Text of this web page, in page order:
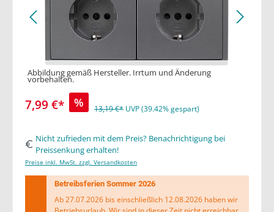
Abbildung gemäß Hersteller. Irrtum und Änderung
vorbehalten.
7,99 €* % 13,19 €* UVP (39.42% gespart)
Nicht zufrieden mit dem Preis? Benachrichtigung bei
Preissenkung erhalten!
Preise inkl. MwSt. zzgl. Versandkosten
Betreibsferien Sommer 2026
Ab 27.07.2026 bis einschließlich 12.08.2026 haben wir